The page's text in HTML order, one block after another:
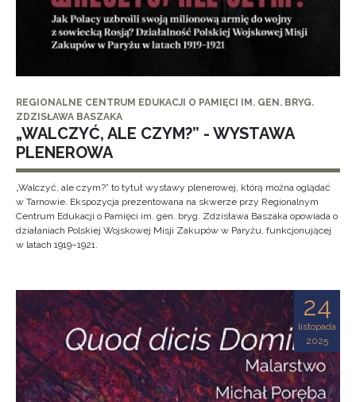
REGIONALNE CENTRUM EDUKACJI O PAMIĘCI IM. GEN. BRYG.
ZDZISŁAWA BASZAKA
„WALCZYĆ, ALE CZYM?” - WYSTAWA
PLENEROWA
„Walczyć, ale czym?” to tytuł wystawy plenerowej, którą można oglądać
w Tarnowie. Ekspozycja prezentowana na skwerze przy Regionalnym
Centrum Edukacji o Pamięci im. gen. bryg. Zdzisława Baszaka opowiada o
działaniach Polskiej Wojskowej Misji Zakupów w Paryżu, funkcjonującej
w latach 1919–1921.
24
listopada
2025